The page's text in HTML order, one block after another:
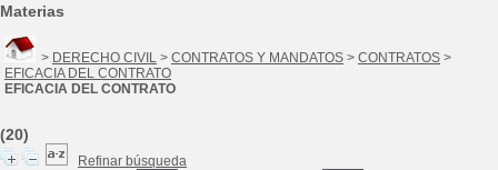
Materias
> DERECHO CIVIL > CONTRATOS Y MANDATOS > CONTRATOS >
EFICACIA DEL CONTRATO
EFICACIA DEL CONTRATO
(20)
Refinar búsqueda